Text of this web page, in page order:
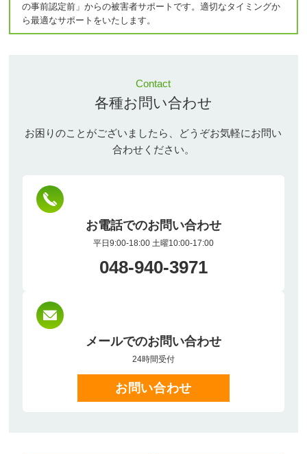
の事前認定前」からの被害者サポートです。適切なタイミングか
ら最適なサポートをいたします。
Contact
各種お問い合わせ
お困りのことがございましたら、どうぞお気軽にお問い
合わせください。
お電話でのお問い合わせ
平日9:00-18:00 土曜10:00-17:00
048-940-3971
メールでのお問い合わせ
24時間受付
お問い合わせ